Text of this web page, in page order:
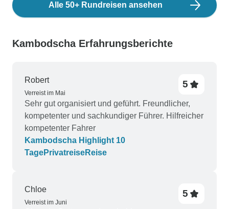
Alle 50+ Rundreisen ansehen
Kambodscha Erfahrungsberichte
Robert
Verreist im Mai
5
Sehr gut organisiert und geführt. Freundlicher,
kompetenter und sachkundiger Führer. Hilfreicher
kompetenter Fahrer
Kambodscha Highlight 10
TagePrivatreiseReise
Chloe
Verreist im Juni
5